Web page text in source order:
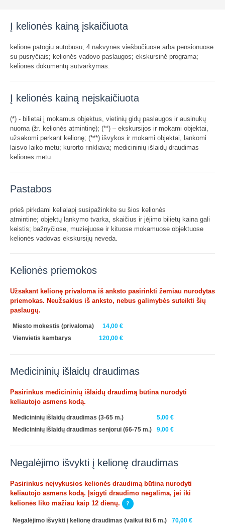
Į kelionės kainą įskaičiuota
kelionė patogiu autobusu; 4 nakvynės viešbučiuose arba pensionuose
su pusryčiais; kelionės vadovo paslaugos; ekskursinė programa;
kelionės dokumentų sutvarkymas.
Į kelionės kainą neįskaičiuota
(*) - bilietai į mokamus objektus, vietinių gidų paslaugos ir ausinukų
nuoma (žr. kelionės atmintinę); (**) – ekskursijos ir mokami objektai,
užsakomi perkant kelionę; (***) išvykos ir mokami objektai, lankomi
laisvo laiko metu; kurorto rinkliava; medicininių išlaidų draudimas
kelionės metu.
Pastabos
prieš pirkdami kelialapį susipažinkite su šios kelionės
atmintine; objektų lankymo tvarka, skaičius ir įėjimo bilietų kaina gali
keistis; bažnyčiose, muziejuose ir kituose mokamuose objektuose
kelionės vadovas ekskursijų neveda.
Kelionės priemokos
Užsakant kelionę privaloma iš anksto pasirinkti žemiau nurodytas
priemokas. Neužsakius iš anksto, nebus galimybės suteikti šių
paslaugų.
Miesto mokestis (privaloma)
14,00 €
Vienvietis kambarys
120,00 €
Medicininių išlaidų draudimas
Pasirinkus medicininių išlaidų draudimą būtina nurodyti
keliautojo asmens kodą.
Medicininių išlaidų draudimas (3-65 m.)
5,00 €
Medicininių išlaidų draudimas senjorui (66-75 m.)
9,00 €
Negalėjimo išvykti į kelionę draudimas
Pasirinkus neįvykusios kelionės draudimą būtina nurodyti
keliautojo asmens kodą. Įsigyti draudimo negalima, jei iki
kelionės liko mažiau kaip 12 dienų.
?
Negalėjimo išvykti į kelionę draudimas (vaikui iki 6 m.)
70,00 €